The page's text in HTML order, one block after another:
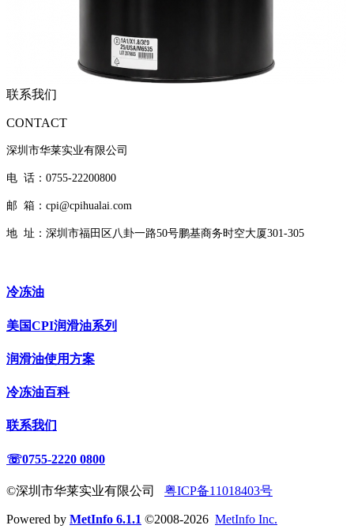
联系我们
CONTACT
深圳市华莱实业有限公司
电 话：0755-22200800
邮 箱：cpi@cpihualai.com
地 址： 深圳市福田区八卦一路50号鹏基商务时空大厦301-305
冷冻油
美国CPI润滑油系列
润滑油使用方案
冷冻油百科
联系我们
☏0755-2220 0800
©深圳市华莱实业有限公司 粤ICP备11018403号
Powered by MetInfo 6.1.1 ©2008-2026 MetInfo Inc.